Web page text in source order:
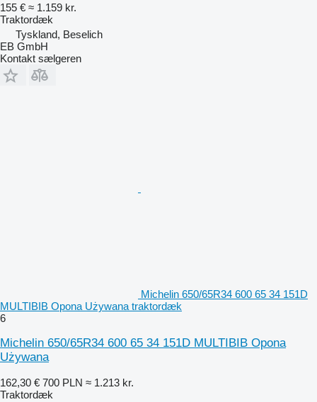
155 € ≈ 1.159 kr.
Traktordæk
Tyskland, Beselich
EB GmbH
Kontakt sælgeren
Michelin 650/65R34 600 65 34 151D
MULTIBIB Opona Używana traktordæk
6
Michelin 650/65R34 600 65 34 151D MULTIBIB Opona
Używana
162,30 € 700 PLN ≈ 1.213 kr.
Traktordæk